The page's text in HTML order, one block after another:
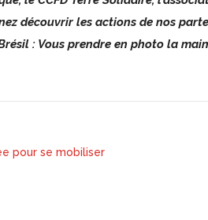
découvrir les actions de nos
: Vous prendre en photo la
pour se mobiliser